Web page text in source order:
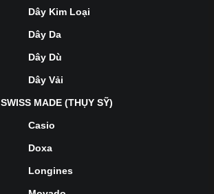
Dây Kim Loại
Dây Da
Dây Dù
Dây Vải
SWISS MADE (THỤY SỸ)
Casio
Doxa
Longines